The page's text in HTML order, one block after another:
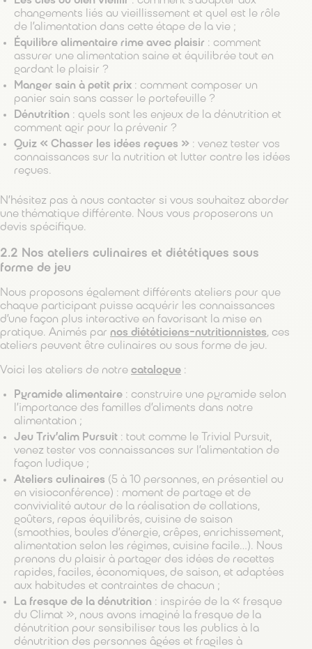
changements liés au vieillissement et quel est le rôle
de l’alimentation dans cette étape de la vie ;
Équilibre alimentaire rime avec plaisir : comment
assurer une alimentation saine et équilibrée tout en
gardant le plaisir ?
Manger sain à petit prix : comment composer un
panier sain sans casser le portefeuille ?
Dénutrition : quels sont les enjeux de la dénutrition et
comment agir pour la prévenir ?
Quiz « Chasser les idées reçues » : venez tester vos
connaissances sur la nutrition et lutter contre les idées
reçues.
N’hésitez pas à nous contacter si vous souhaitez aborder
une thématique différente. Nous vous proposerons un
devis spécifique.
2.2 Nos ateliers culinaires et diététiques sous
forme de jeu
Nous proposons également différents ateliers pour que
chaque participant puisse acquérir les connaissances
d’une façon plus interactive en favorisant la mise en
pratique. Animés par nos diététiciens-nutritionnistes, ces
ateliers peuvent être culinaires ou sous forme de jeu.
Voici les ateliers de notre catalogue :
Pyramide alimentaire : construire une pyramide selon
l’importance des familles d’aliments dans notre
alimentation ;
Jeu Triv’alim Pursuit : tout comme le Trivial Pursuit,
venez tester vos connaissances sur l’alimentation de
façon ludique ;
Ateliers culinaires (5 à 10 personnes, en présentiel ou
en visioconférence) : moment de partage et de
convivialité autour de la réalisation de collations,
goûters, repas équilibrés, cuisine de saison
(smoothies, boules d’énergie, crêpes, enrichissement,
alimentation selon les régimes, cuisine facile…). Nous
prenons du plaisir à partager des idées de recettes
rapides, faciles, économiques, de saison, et adaptées
aux habitudes et contraintes de chacun ;
La fresque de la dénutrition : inspirée de la « fresque
du Climat », nous avons imaginé la fresque de la
dénutrition pour sensibiliser tous les publics à la
dénutrition des personnes âgées et fragiles à